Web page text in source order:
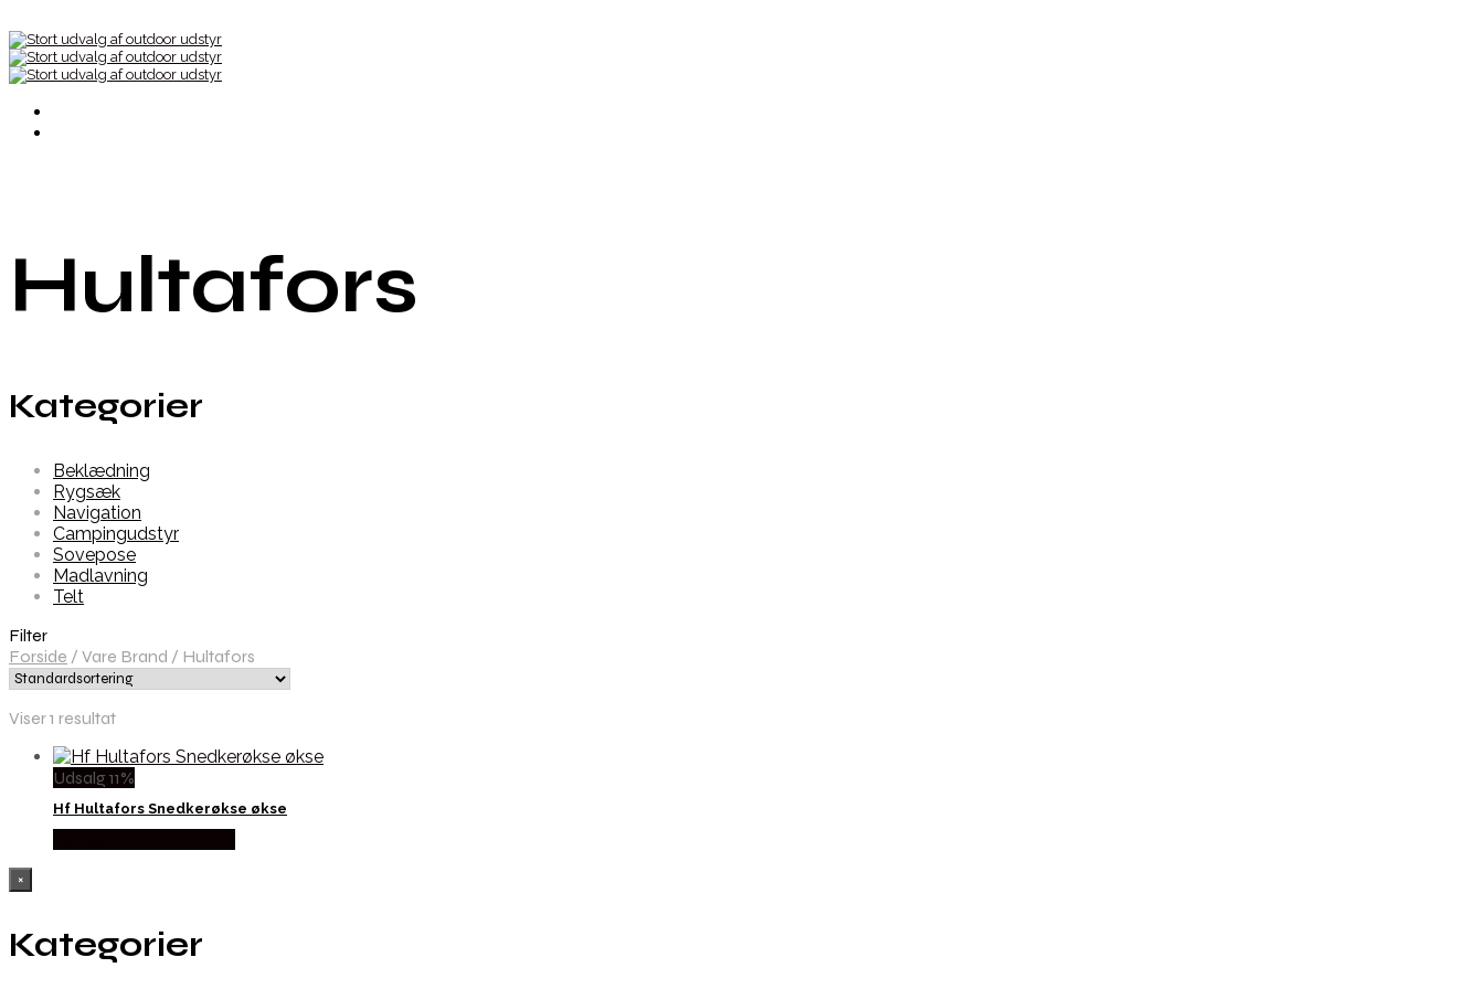
Hultafors
Kategorier
Beklædning
Rygsæk
Navigation
Campingudstyr
Sovepose
Madlavning
Telt
Filter
Forside / Vare Brand / Hultafors
Viser 1 resultat
Udsalg 11%
Hf Hultafors Snedkerøkse økse
×
Kategorier